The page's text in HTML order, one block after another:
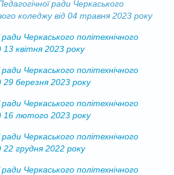
ради Черкаського
коледжу від 04 травня 2023 року
Черкаського політехнічного
квітня 2023 року
Черкаського політехнічного
29 березня 2023 року
Черкаського політехнічного
16 лютого 2023 року
Черкаського політехнічного
22 грудня 2022 року
Черкаського політехнічного